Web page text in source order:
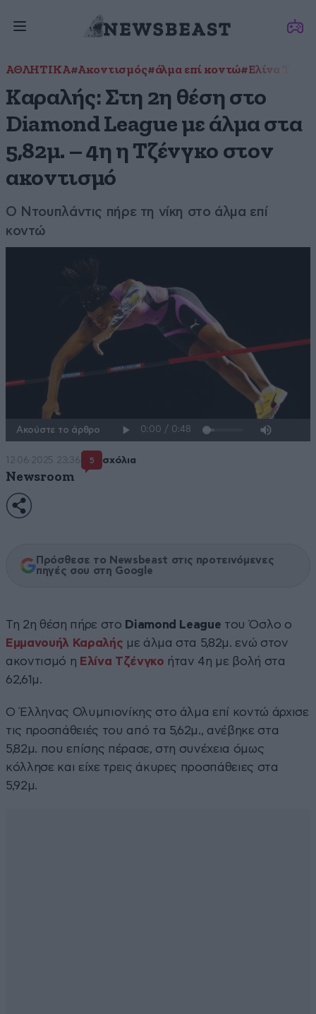
ΑΘΛΗΤΙΚΑ#Ακοντισμός#άλμα επί κοντώ#Ελίνα
Καραλής: Στη 2η θέση στο
Diamond League με άλμα στα
5,82μ. – 4η η Τζένγκο στον
ακοντισμό
Ο Ντουπλάντις πήρε τη νίκη στο άλμα επί
κοντώ
Ακούστε το άρθρο
12·06·2025 23:36 5 σχόλια
Newsroom
Πρόσθεσε το Newsbeast στις προτεινόμενες
πηγές σου στη Google
Τη 2η θέση πήρε στο Diamond League του Όσλο ο
Εμμανουήλ Καραλής με άλμα στα 5,82μ. ενώ στον
ακοντισμό η Ελίνα Τζένγκο ήταν 4η με βολή στα
62,61μ.
Ο Έλληνας Ολυμπιονίκης στο άλμα επί κοντώ άρχισε
τις προσπάθειές του από τα 5,62μ., ανέβηκε στα
5,82μ. που επίσης πέρασε, στη συνέχεια όμως
κόλλησε και είχε τρεις άκυρες προσπάθειες στα
5,92μ.